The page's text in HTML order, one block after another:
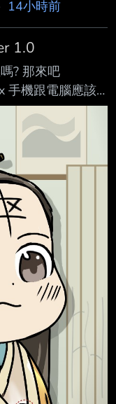
14小時前
1.0
? 那來吧
手機跟電腦應該
一樣有幸取得
東西
方便啊.. 啊忘了
生成 美術除了人
貼上 音樂是
的應該都是手工
X: @catinclay 那